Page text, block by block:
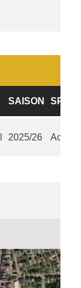
SAISON
2025/26